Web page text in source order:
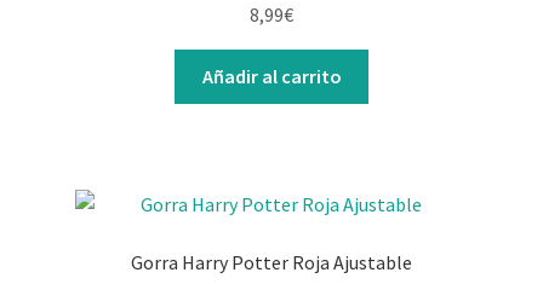
8,99€
Añadir al carrito
Gorra Harry Potter Roja Ajustable